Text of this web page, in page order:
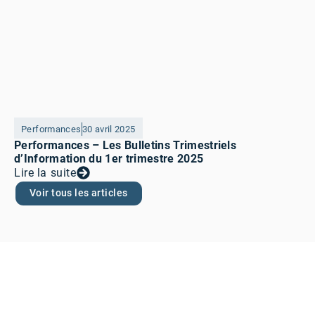
Voir tous les articles
Performances 30 avril 2025
Performances – Les Bulletins Trimestriels
d’Information du 1er trimestre 2025
Lire la suite